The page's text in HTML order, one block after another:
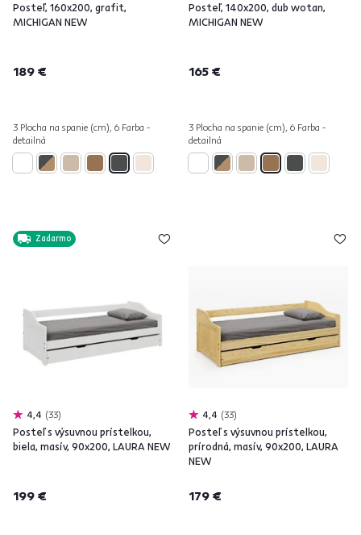
Posteľ, 160x200, grafit,
MICHIGAN NEW
189 €
3 Plocha na spanie (cm), 6 Farba -
detailná
Posteľ, 140x200, dub wotan,
MICHIGAN NEW
165 €
3 Plocha na spanie (cm), 6 Farba -
detailná
Zadarmo
4,4 33
Posteľ s výsuvnou prístelkou,
biela, masív, 90x200, LAURA NEW
199 €
4,4 33
Posteľ s výsuvnou prístelkou,
prírodná, masív, 90x200, LAURA
NEW
179 €